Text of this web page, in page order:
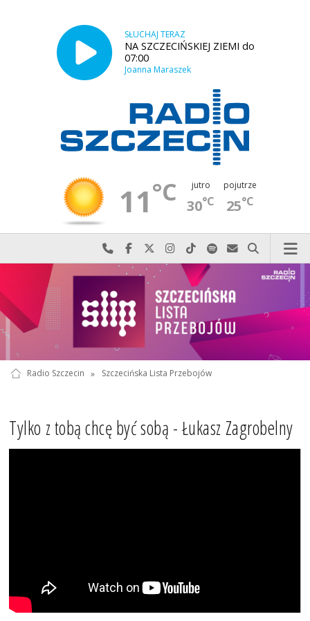
SŁUCHAJ TERAZ
NA SZCZECIŃSKIEJ ZIEMI do
07:00
Joanna Maraszek
11°C jutro
30°C
pojutrze
25°C
Najlepiej po prostu do nas zadzwoń
Odwiedź nas na Facebook-u
Odwiedź nas na X
Odwiedź nas na Instagram-ie
Odwiedź nas na TikTok-u
Szukaj nas na Spotify
Wyślij do nas
Szukaj
Radio Szczecin » Szczecińska Lista Przebojów
Tylko z tobą chcę być sobą - Łukasz Zagrobelny